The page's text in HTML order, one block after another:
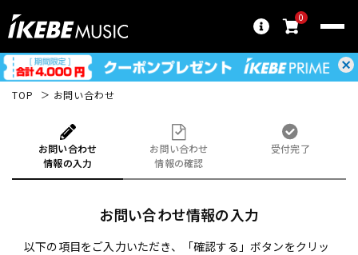
0
TOP お問い合わせ
お問い合わせ
情報の入力
お問い合わせ
情報の確認
受付完了
お問い合わせ情報の入力
以下の項目をご入力いただき、「確認する」ボタンをクリッ